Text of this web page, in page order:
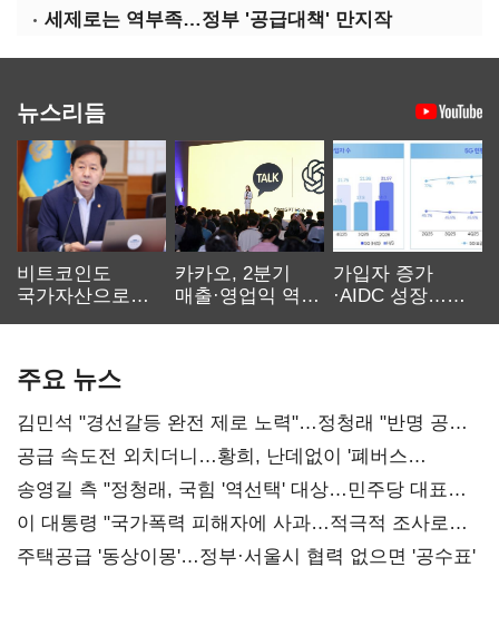
세제로는 역부족…정부 '공급대책' 만지작
뉴스리듬
비트코인도
국가자산으로…'
카카오, 2분기
매출·영업익 역대
가입자 증가
·AIDC 성장…
주요 뉴스
김민석 "경선갈등 완전 제로 노력"…정청래 "반명 공세
사과부터"
공급 속도전 외치더니…황희, 난데없이 '폐버스
리모델링' 제안
송영길 측 "정청래, 국힘 '역선택' 대상…민주당 대표로
총선 지휘 못해"
이 대통령 "국가폭력 피해자에 사과…적극적 조사로
진실 밝혀야"
주택공급 '동상이몽'…정부·서울시 협력 없으면 '공수표'